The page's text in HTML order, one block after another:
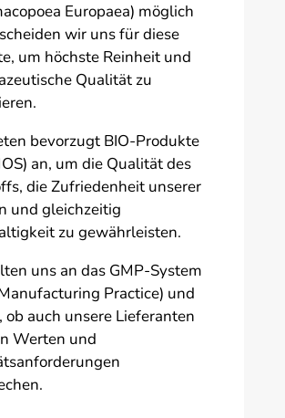
Europaea) möglich
wir uns für diese
um höchste Reinheit und
Qualität zu
bevorzugt BIO-Produkte
an, um die Qualität des
die Zufriedenheit unserer
und gleichzeitig
zu gewährleisten.
uns an das GMP-System
Practice) und
ob auch unsere Lieferanten
Werten und